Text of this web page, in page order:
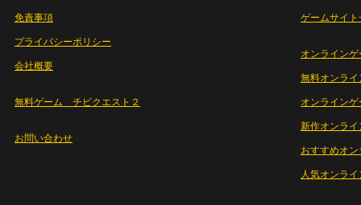
免責事項
プライバシーポリシー
会社概要
無料ゲーム チビクエスト２
お問い合わせ
ゲームサイト
オンラインゲ
無料オンライ
オンライン
新作オンライ
おすすめオ
人気オンラ